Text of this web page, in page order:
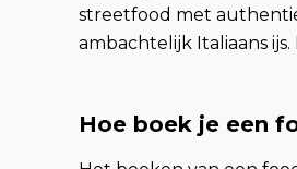
streetfood met
ambachtelijk Italiaans
Hoe boek je een